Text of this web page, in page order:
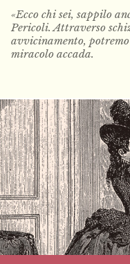
«Ecco chi sei, sappilo
Pericoli. Attraverso
avvicinamento,
miracolo accada.